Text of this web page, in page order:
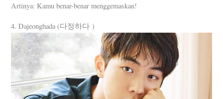
Artinya: Kamu benar-benar menggemaskan!
4. Dajeonghada (다정하다 )